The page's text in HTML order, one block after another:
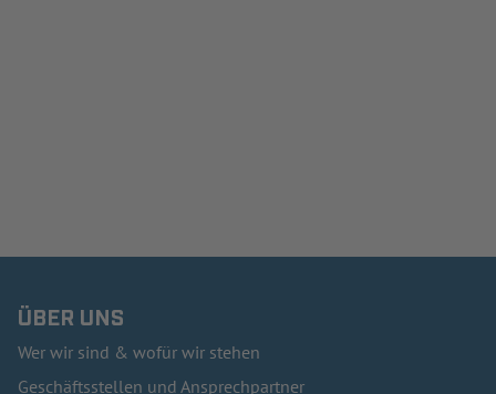
ÜBER UNS
Wer wir sind & wofür wir stehen
Geschäftsstellen und Ansprechpartner